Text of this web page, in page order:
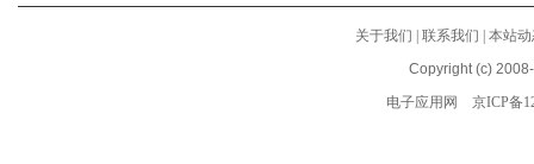
关于我们 | 联系我们 | 本站
Copyright (c)
电子应用网
京ICP备